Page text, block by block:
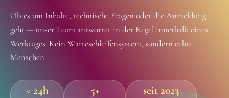
Ob es um Inhalte, technische Fragen oder die Anmeldung
geht — unser Team antwortet in der Regel innerhalb eines
Werktages. Kein Warteschleifensystem, sondern echte
Menschen.
< 24h 5+ seit 2023